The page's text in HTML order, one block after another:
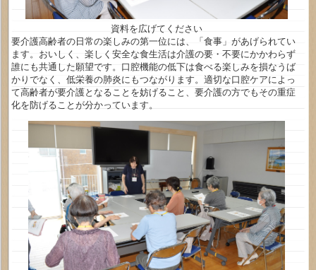
資料を広げてください
要介護高齢者の日常の楽しみの第一位には、「食事」があげられてい
ます。おいしく、楽しく安全な食生活は介護の要・不要にかかわらず
誰にも共通した願望です。口腔機能の低下は食べる楽しみを損なうば
かりでなく、低栄養の肺炎にもつながります。適切な口腔ケアによっ
て高齢者が要介護となることを妨げること、要介護の方でもその重症
化を防げることが分かっています。